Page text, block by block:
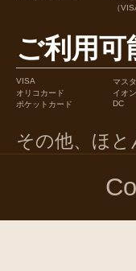
（
ご利用
VISA マス
オリコカード
イオ
ポケットカード
DC
その他、ほ